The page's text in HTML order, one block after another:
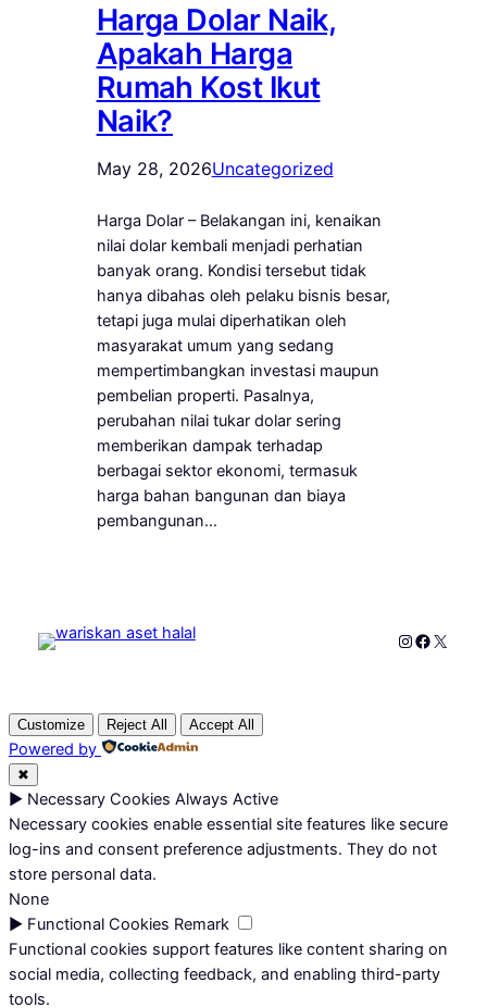
Harga Dolar Naik,
Apakah Harga
Rumah Kost Ikut
Naik?
May 28, 2026Uncategorized
Harga Dolar – Belakangan ini, kenaikan
nilai dolar kembali menjadi perhatian
banyak orang. Kondisi tersebut tidak
hanya dibahas oleh pelaku bisnis besar,
tetapi juga mulai diperhatikan oleh
masyarakat umum yang sedang
mempertimbangkan investasi maupun
pembelian properti. Pasalnya,
perubahan nilai tukar dolar sering
memberikan dampak terhadap
berbagai sektor ekonomi, termasuk
harga bahan bangunan dan biaya
pembangunan…
Instagram
X
Customize Reject All Accept All
Powered by
✖
► Necessary Cookies Always Active
Necessary cookies enable essential site features like secure
log-ins and consent preference adjustments. They do not
store personal data.
None
► Functional Cookies Remark
Functional cookies support features like content sharing on
social media, collecting feedback, and enabling third-party
tools.